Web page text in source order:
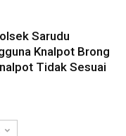
Sarudu
Knalpot Brong
Tidak Sesuai